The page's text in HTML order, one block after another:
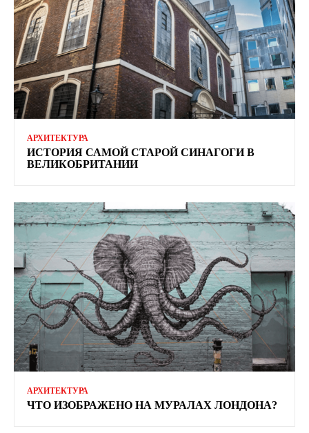
АРХИТЕКТУРА
ИСТОРИЯ САМОЙ СТАРОЙ СИНАГОГИ В
ВЕЛИКОБРИТАНИИ
АРХИТЕКТУРА
ЧТО ИЗОБРАЖЕНО НА МУРАЛАХ ЛОНДОНА?